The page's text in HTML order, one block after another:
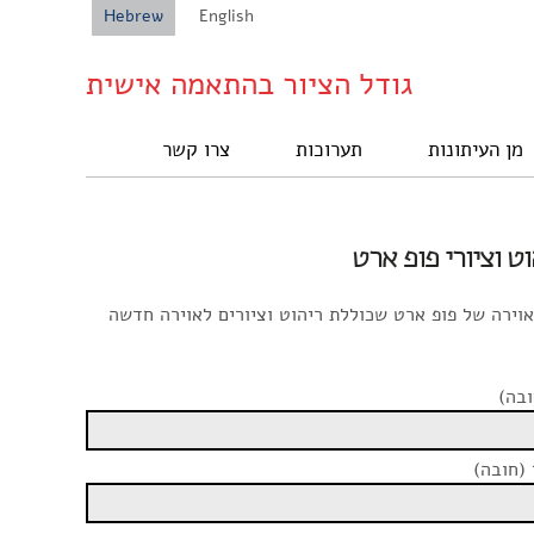
English
Hebrew
גודל הציור בהתאמה אישית
מן העיתונות תערוכות צרו קשר
של פופ ארט שכוללת ריהוט וציורים לאוירה חדשה
(חובה)